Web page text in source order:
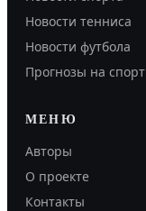
Новости тенниса
Новости футбола
Прогнозы на спорт
МЕНЮ
Авторы
О проекте
Контакты